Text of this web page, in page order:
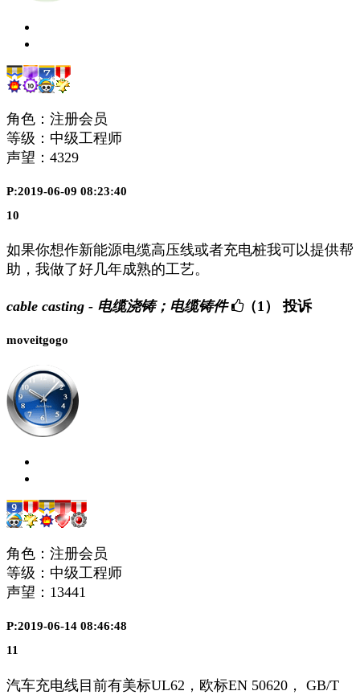
角色：注册会员
等级：中级工程师
声望： 4329
P:2019-06-09 08:23:40
10
如果你想作新能源电缆高压线或者充电桩我可以提供帮
助，我做了好几年成熟的工艺。
cable casting - 电缆浇铸；电缆铸件 （1） 投诉
moveitgogo
角色：注册会员
等级：中级工程师
声望： 13441
P:2019-06-14 08:46:48
11
汽车充电线目前有美标UL62，欧标EN 50620， GB/T